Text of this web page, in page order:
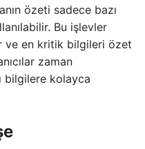
özeti sadece bazı
Bu işlevler
ve en kritik bilgileri özet
zaman
bilgilere kolayca